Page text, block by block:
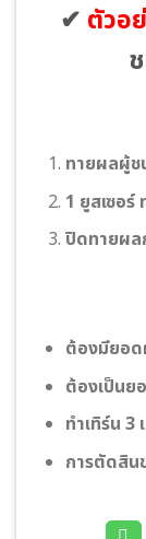
✔ ตัวอ
ทายผลผู้ช
1 ยูสเซอร์
ปิดทายผล
ต้องมียอด
ต้องเป็นย
ทําเทิร์น 3
การตัดสิน